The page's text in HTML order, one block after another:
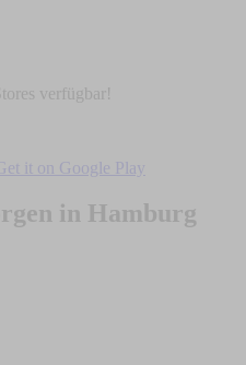
verfügbar!
in Hamburg